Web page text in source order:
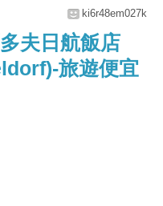
ki6r48em027k
夫日航飯店
旅遊便宜